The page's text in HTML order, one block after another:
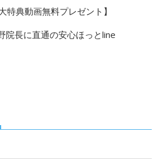
特典動画無料プレゼント】
長に直通の安心ほっとline